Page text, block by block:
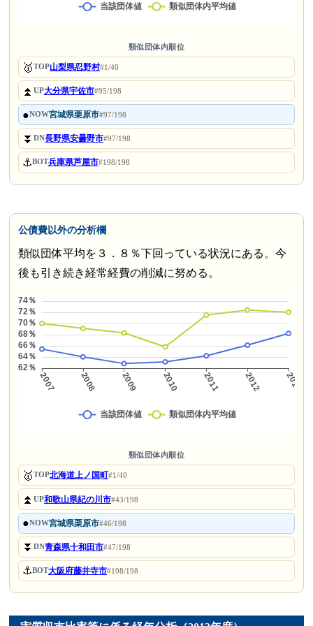
類似団体内順位
🥇TOP山梨県忍野村#1/40
⏫UP大分県宇佐市#95/198
●NOW宮城県栗原市#97/198
⏬DN長野県安曇野市#97/198
⚓BOT兵庫県芦屋市#198/198
公債費以外の分析欄
類似団体平均を３．８％下回っている状況にある。今
後も引き続き経常経費の削減に努める。
類似団体内順位
🥇TOP北海道上ノ国町#1/40
⏫UP和歌山県紀の川市#43/198
●NOW宮城県栗原市#46/198
⏬DN青森県十和田市#47/198
⚓BOT大阪府藤井寺市#198/198